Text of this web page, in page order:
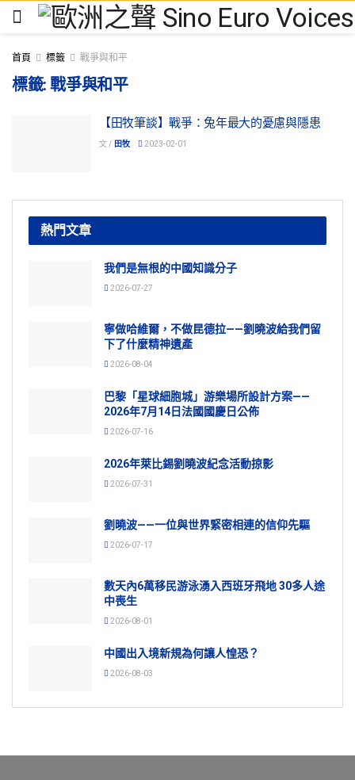
首頁 標籤 戰爭與和平
標籤:戰爭與和平
【田牧筆談】戰爭：兔年最大的憂慮與隱患
文 / 田牧 2023-02-01
熱門文章
我們是無根的中國知識分子
2026-07-27
寧做哈維爾，不做昆德拉——劉曉波給我們留
下了什麼精神遺產
2026-08-04
巴黎「星球細胞城」游樂場所設計方案——
2026年7月14日法國國慶日公佈
2026-07-16
2026年萊比錫劉曉波紀念活動掠影
2026-07-31
劉曉波——一位與世界緊密相連的信仰先驅
2026-07-17
數天內6萬移民游泳湧入西班牙飛地 30多人途
中喪生
2026-08-01
中國出入境新規為何讓人惶恐？
2026-08-03